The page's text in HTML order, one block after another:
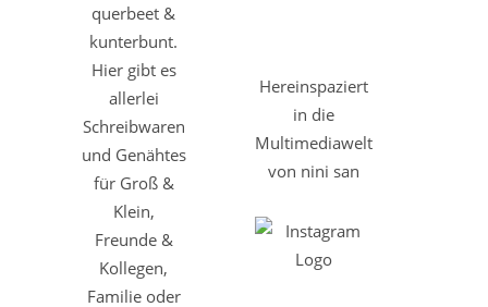
querbeet &
kunterbunt.
Hier gibt es
allerlei
Schreibwaren
und Genähtes
für Groß &
Klein,
Freunde &
Kollegen,
Familie oder
Hereinspaziert
in die
Multimediawelt
von nini san